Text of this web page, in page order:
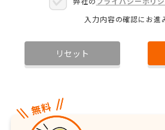
入力内容の確認にお進
リセット